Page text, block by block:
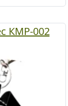
КМР-002